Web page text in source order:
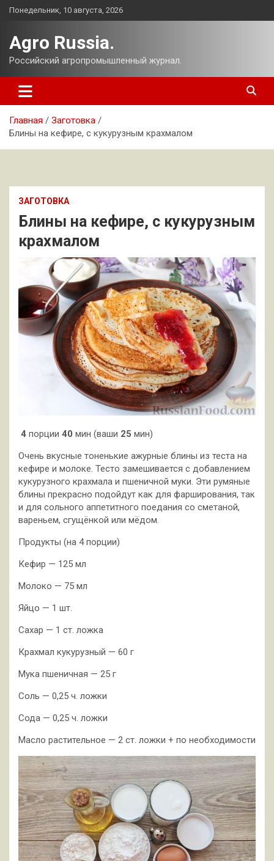
Перейти
Понедельник, 10 августа, 2026
Agro Russia.
Российский агропромышленный журнал.
Главная
Заготовка
Блины на кефире, с кукурузным крахмалом
ЗАГОТОВКА
Блины на кефире, с кукурузным
крахмалом
4 порции 40 мин (ваши 25 мин)
Очень вкусные тоненькие ажурные блины из теста на
кефире и молоке. Тесто замешивается с добавлением
кукурузного крахмала и пшеничной муки. Эти румяные
блины прекрасно подойдут как для фарширования, так
и для сольного аппетитного поедания со сметаной,
вареньем, сгущёнкой или мёдом.
Продукты (на 4 порции)
Кефир — 125 мл
Молоко — 75 мл
Яйцо — 1 шт.
Сахар — 1 ст. ложка
Крахмал кукурузный — 60 г
Мука пшеничная — 25 г
Соль — 0,25 ч. ложки
Сода — 0,25 ч. ложки
Масло растительное — 2 ст. ложки + по необходимости